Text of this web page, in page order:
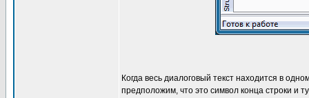
Когда весь диалоговый текст находится в
предположим, что это символ конца строки и